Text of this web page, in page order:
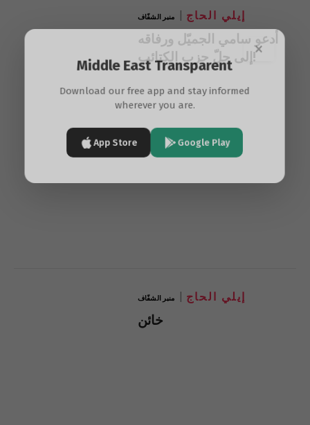
منبر الشفّاف إيلي الحاج
أدعو سامي الجميّل ورفاقه
إلى حلّ حزب الكتائب!
منبر الشفّاف إيلي الحاج
خائن
×
Middle East Transparent
Download our free app and stay informed
wherever you are.
App Store Google Play